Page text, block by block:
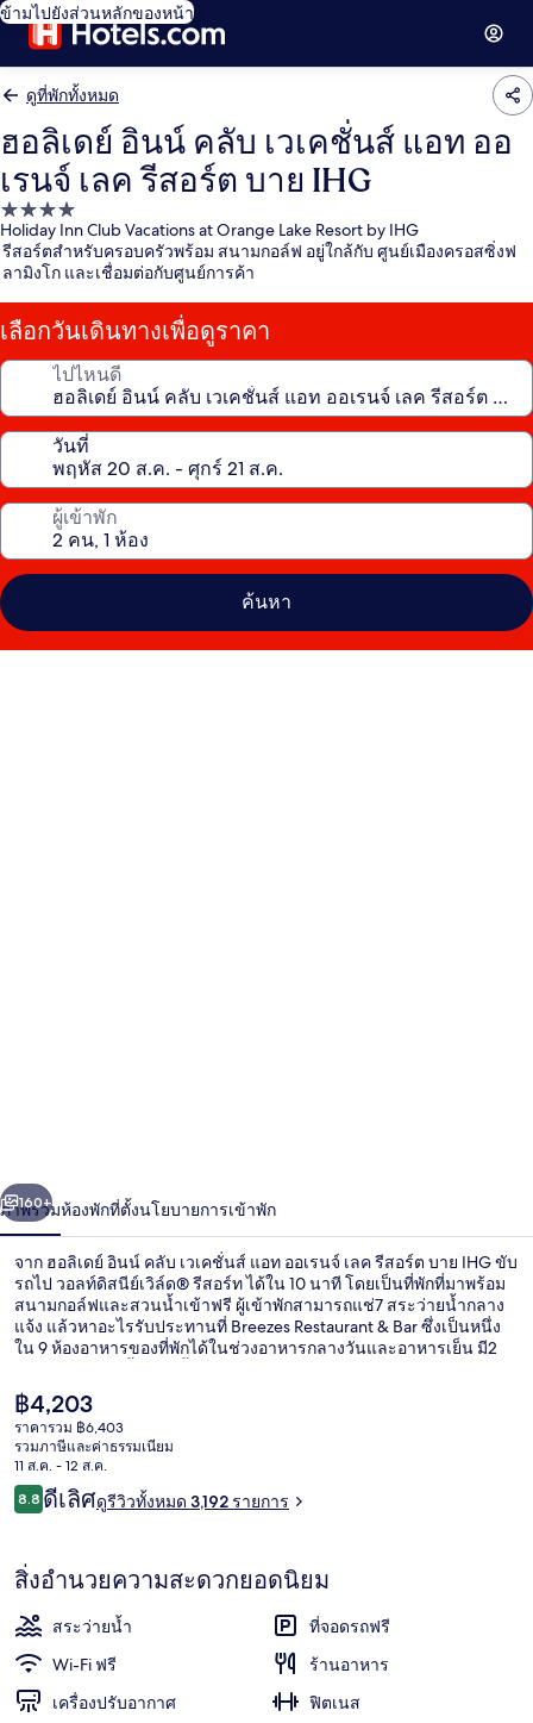
ข้ามไปยังส่วนหลักของหน้า
ดูที่พักทั้งหมด
ฮอลิเดย์ อินน์ คลับ เวเคชั่นส์ แอท ออ
เรนจ์ เลค รีสอร์ต บาย IHG
ที่พัก
4.0
ดาว
Holiday Inn Club Vacations at Orange Lake Resort by IHG
รีสอร์ตสำหรับครอบครัวพร้อม สนามกอล์ฟ อยู่ใกล้กับ ศูนย์เมืองครอสซิ่งฟ
ลามิงโก และเชื่อมต่อกับศูนย์การค้า
เลือกวันเดินทางเพื่อดูราคา
ไปไหนดี
วันที่
ผู้เข้าพัก
ค้นหา
คลับ
เวเคชั่นส์
แอท
ออ
เรนจ์
เลค
บาย
IHG
า
ถัดไป
160+
ภาพรวมห้องพักที่ตั้งนโยบายการเข้าพัก
จาก ฮอลิเดย์ อินน์ คลับ เวเคชั่นส์ แอท ออเรนจ์ เลค รีสอร์ต บาย IHG ขับ
รถไป วอลท์ดิสนีย์เวิล์ด® รีสอร์ท ได้ใน 10 นาที โดยเป็นที่พักที่มาพร้อม
สนามกอล์ฟและสวนน้ำเข้าฟรี ผู้เข้าพักสามารถแช่7 สระว่ายน้ำกลาง
แจ้ง แล้วหาอะไรรับประทานที่ Breezes Restaurant & Bar ซึ่งเป็นหนึ่ง
ใน 9 ห้องอาหารของที่พักได้ในช่วงอาหารกลางวันและอาหารเย็น มี2
ตู้เย็นและไมโครเวฟ นักเดินทางล้วนแล้วแต่ประทับใจสระว่ายน้ำและ
พนักงาน
ราคา
ปัจจุบัน
฿4,203
฿4,203
ราคารวม ฿6,403
รวมภาษีและค่าธรรมเนียม
11 ส.ค. - 12 ส.ค.
รีวิว
8.88.8 จาก 10
ดีเลิศดูรีวิวทั้งหมด 3,192 รายการ
สิ่งอำนวยความสะดวกยอดนิยม
สระว่ายน้ำ
ที่จอดรถฟรี
Wi-Fi ฟรี
ร้านอาหาร
เครื่องปรับอากาศ
ฟิตเนส